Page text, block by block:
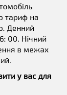
тариф на
Денний
00. Нічний
в межах
у вас для